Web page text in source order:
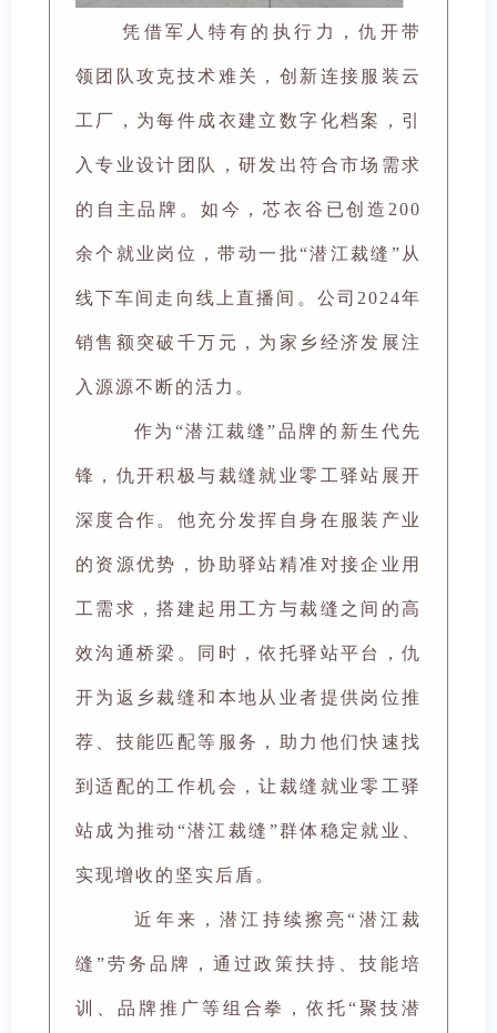
凭借军人特有的执行力，仇开带
领团队攻克技术难关，创新连接服装云
工厂，为每件成衣建立数字化档案，引
入专业设计团队，研发出符合市场需求
的自主品牌。如今，芯衣谷已创造200
余个就业岗位，带动一批“潜江裁缝”从
线下车间走向线上直播间。公司2024年
销售额突破千万元，为家乡经济发展注
入源源不断的活力。
作为“潜江裁缝”品牌的新生代先
锋，仇开积极与裁缝就业零工驿站展开
深度合作。他充分发挥自身在服装产业
的资源优势，协助驿站精准对接企业用
工需求，搭建起用工方与裁缝之间的高
效沟通桥梁。同时，依托驿站平台，仇
开为返乡裁缝和本地从业者提供岗位推
荐、技能匹配等服务，助力他们快速找
到适配的工作机会，让裁缝就业零工驿
站成为推动“潜江裁缝”群体稳定就业、
实现增收的坚实后盾。
近年来，潜江持续擦亮“潜江裁
缝”劳务品牌，通过政策扶持、技能培
训、品牌推广等组合拳，依托“聚技潜